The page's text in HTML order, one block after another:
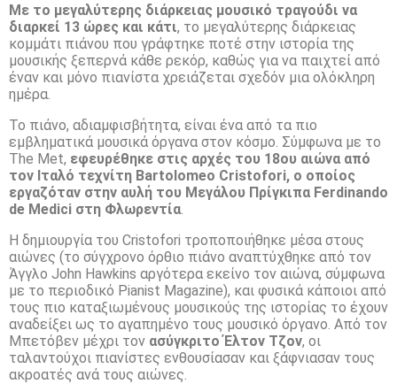
Με το μεγαλύτερης διάρκειας μουσικό τραγούδι να
διαρκεί 13 ώρες και κάτι, το μεγαλύτερης διάρκειας
κομμάτι πιάνου που γράφτηκε ποτέ στην ιστορία της
μουσικής ξεπερνά κάθε ρεκόρ, καθώς για να παιχτεί από
έναν και μόνο πιανίστα χρειάζεται σχεδόν μια ολόκληρη
ημέρα.
Το πιάνο, αδιαμφισβήτητα, είναι ένα από τα πιο
εμβληματικά μουσικά όργανα στον κόσμο. Σύμφωνα με το
The Met, εφευρέθηκε στις αρχές του 18ου αιώνα από
τον Ιταλό τεχνίτη Bartolomeo Cristofori, ο οποίος
εργαζόταν στην αυλή του Μεγάλου Πρίγκιπα Ferdinando
de Medici στη Φλωρεντία
Η δημιουργία του Cristofori τροποποιήθηκε μέσα στους
αιώνες (το σύγχρονο όρθιο πιάνο αναπτύχθηκε από τον
Άγγλο John Hawkins αργότερα εκείνο τον αιώνα, σύμφωνα
με το περιοδικό Pianist Magazine), και φυσικά κάποιοι από
τους πιο καταξιωμένους μουσικούς της ιστορίας το έχουν
αναδείξει ως το αγαπημένο τους μουσικό όργανο. Από τον
Μπετόβεν μέχρι τον ασύγκριτο Έλτον Τζον, οι
ταλαντούχοι πιανίστες ενθουσίασαν και ξάφνιασαν τους
ακροατές ανά τους αιώνες.